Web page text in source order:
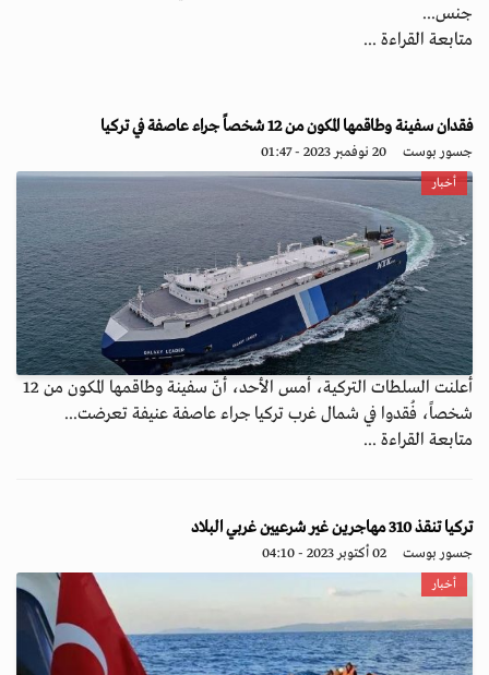
جنس...
متابعة القراءة ...
فقدان سفينة وطاقمها المكون من 12 شخصاً جراء عاصفة في تركيا
جسور بوست 20 نوفمبر 2023 - 01:47
أخبار
أعلنت السلطات التركية، أمس الأحد، أنّ سفينة وطاقمها المكون من 12
شخصاً، فُقدوا في شمال غرب تركيا جراء عاصفة عنيفة تعرضت...
متابعة القراءة ...
تركيا تنقذ 310 مهاجرين غير شرعيين غربي البلاد
جسور بوست 02 أكتوبر 2023 - 04:10
أخبار